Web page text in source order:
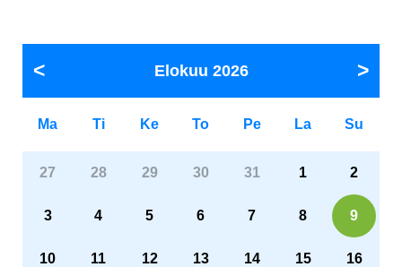
Elokuu 2026
Ma Ti Ke To Pe La Su
27 28 29 30 31 1 2
3 4 5 6 7 8 9
10 11 12 13 14 15 16